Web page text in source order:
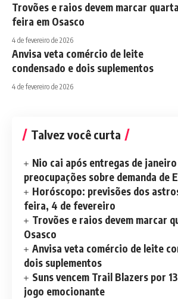
Trovões e raios devem marcar
feira em Osasco
4 de fevereiro de 2026
Anvisa veta comércio de leite
condensado e dois suplementos
4 de fevereiro de 2026
Talvez você curta
Nio cai após entregas de
preocupações sobre demanda de
Horóscopo: previsões dos
feira, 4 de fevereiro
Trovões e raios devem marcar
Osasco
Anvisa veta comércio de leite
dois suplementos
Suns vencem Trail Blazers por
jogo emocionante